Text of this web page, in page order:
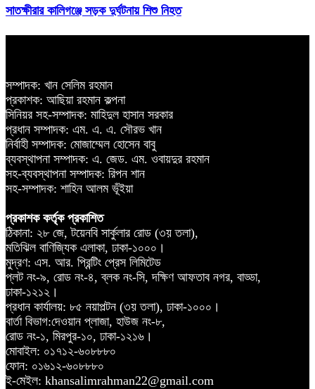
সাতক্ষীরার কালিগঞ্জে সড়ক দুর্ঘটনায় শিশু নিহত
সম্পাদক: খান সেলিম রহমান
প্রকাশক: আছিয়া রহমান কল্পনা
সিনিয়র সহ-সম্পাদক: মাহিদুল হাসান সরকার
প্রধান সম্পাদক: এম. এ. এ. সৌরভ খান
নির্বাহী সম্পাদক: মোজাম্মেল হোসেন বাবু
ব্যবস্থাপনা সম্পাদক: এ. জেড. এম. ওবায়দুর রহমান
সহ-ব্যবস্থাপনা সম্পাদক: রিপন শান
সহ-সম্পাদক: শাহিন আলম ভূঁইয়া
প্রকাশক কর্তৃক প্রকাশিত
ঠিকানা: ২৮ জে, টয়েনবি সার্কুলার রোড (৩য় তলা),
মতিঝিল বাণিজ্যিক এলাকা, ঢাকা-১০০০।
মুদ্রণ: এস. আর. প্রিন্টিং প্রেস লিমিটেড
প্লট নং-৯, রোড নং-৪, ব্লক নং-সি, দক্ষিণ আফতাব নগর, বাড্ডা,
ঢাকা-১২১২।
প্রধান কার্যালয়: ৮৫ নয়াপল্টন (৩য় তলা), ঢাকা-১০০০।
বার্তা বিভাগ:দেওয়ান প্লাজা, হাউজ নং-৮,
রোড নং-১, মিরপুর-১০, ঢাকা-১২১৬।
মোবাইল: ০১৭১২-৬০৮৮৮০
ফোন: ০১৬১২-৬০৮৮৮০
ই-মেইল: khansalimrahman22@gmail.com